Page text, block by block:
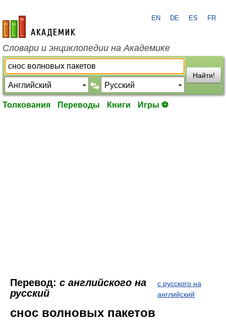
academic.ru
EN DE ES FR
Словари и энциклопедии на Академике
Найти!
Толкования Переводы Книги Игры ⚽
Перевод: с английского на
русский
с русского на
английский
снос волновых пакетов